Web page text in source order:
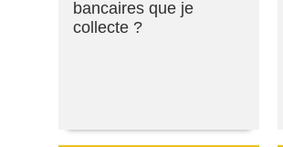
bancaires que je
collecte ?